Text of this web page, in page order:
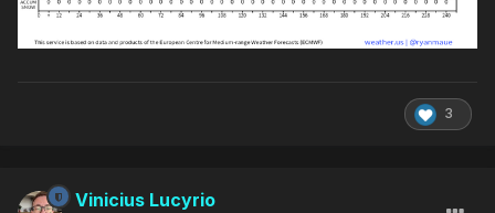
3
Vinicius Lucyrio